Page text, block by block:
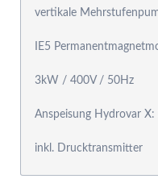
vertikale
IE5
3kW / 400V / 50Hz
Anspeisung Hydrovar
inkl. Drucktransmitter